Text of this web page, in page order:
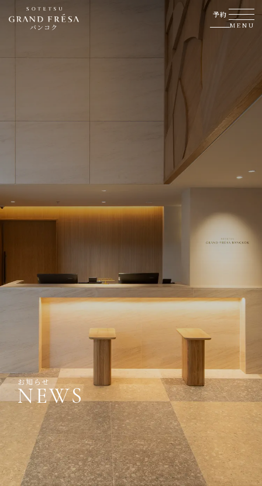
バンコク
予約
MENU
お知らせ
NEWS